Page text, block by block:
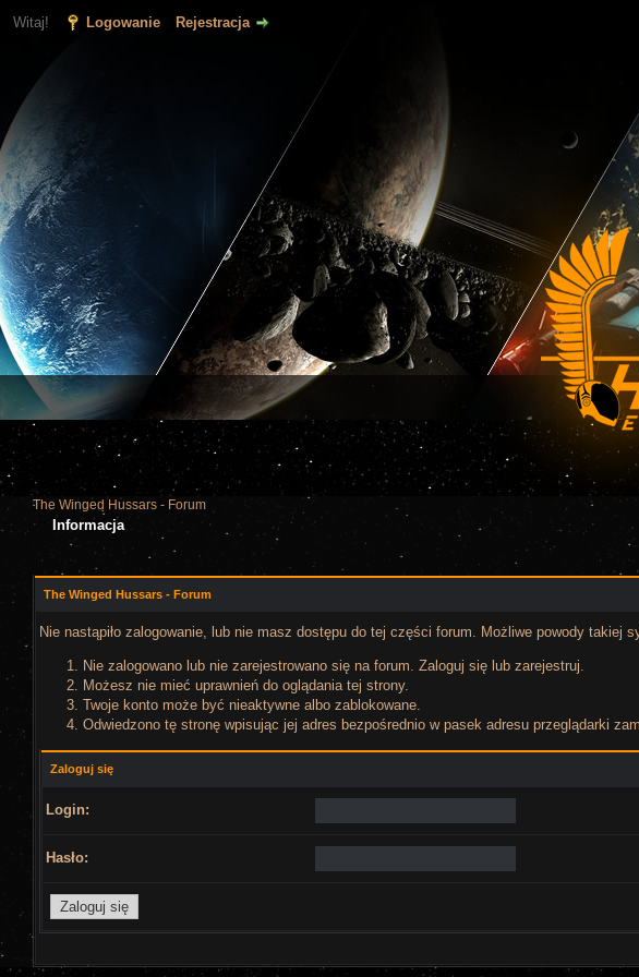
Witaj! Logowanie Rejestracja
The Winged Hussars - Forum
Informacja
The Winged Hussars - Forum
Nie nastąpiło zalogowanie, lub nie masz dostępu do tej części forum. Możliwe powody takiej
Nie zalogowano lub nie zarejestrowano się na forum. Zaloguj się lub zarejestruj.
Możesz nie mieć uprawnień do oglądania tej strony.
Twoje konto może być nieaktywne albo zablokowane.
Odwiedzono tę stronę wpisując jej adres bezpośrednio w pasek adresu przeglądarki
Zaloguj się
Login:
Hasło: